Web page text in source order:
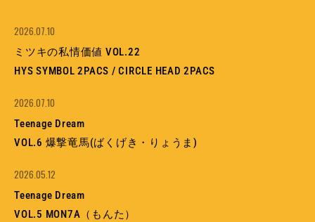
2026.07.10
ミツキの私情価値 VOL.22
HYS SYMBOL 2PACS / CIRCLE HEAD 2PACS
2026.07.10
Teenage Dream
VOL.6 爆撃竜馬(ばくげき・りょうま)
2026.05.12
Teenage Dream
VOL.5 MON7A（もんた）